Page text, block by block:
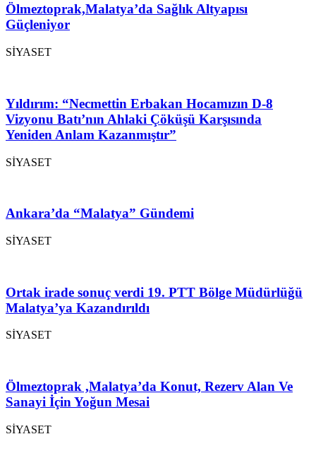
Ölmeztoprak,Malatya’da Sağlık Altyapısı
Güçleniyor
SİYASET
Yıldırım: “Necmettin Erbakan Hocamızın D-8
Vizyonu Batı’nın Ahlaki Çöküşü Karşısında
Yeniden Anlam Kazanmıştır”
SİYASET
Ankara’da “Malatya” Gündemi
SİYASET
Ortak irade sonuç verdi 19. PTT Bölge Müdürlüğü
Malatya’ya Kazandırıldı
SİYASET
Ölmeztoprak ,Malatya’da Konut, Rezerv Alan Ve
Sanayi İçin Yoğun Mesai
SİYASET